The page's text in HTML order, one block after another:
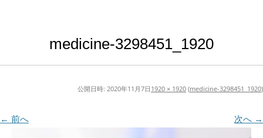
medicine-3298451_1920
公開日時: 2020年11月7日 1920 × 1920 (medicine-3298451_1920)
← 前へ 次へ →